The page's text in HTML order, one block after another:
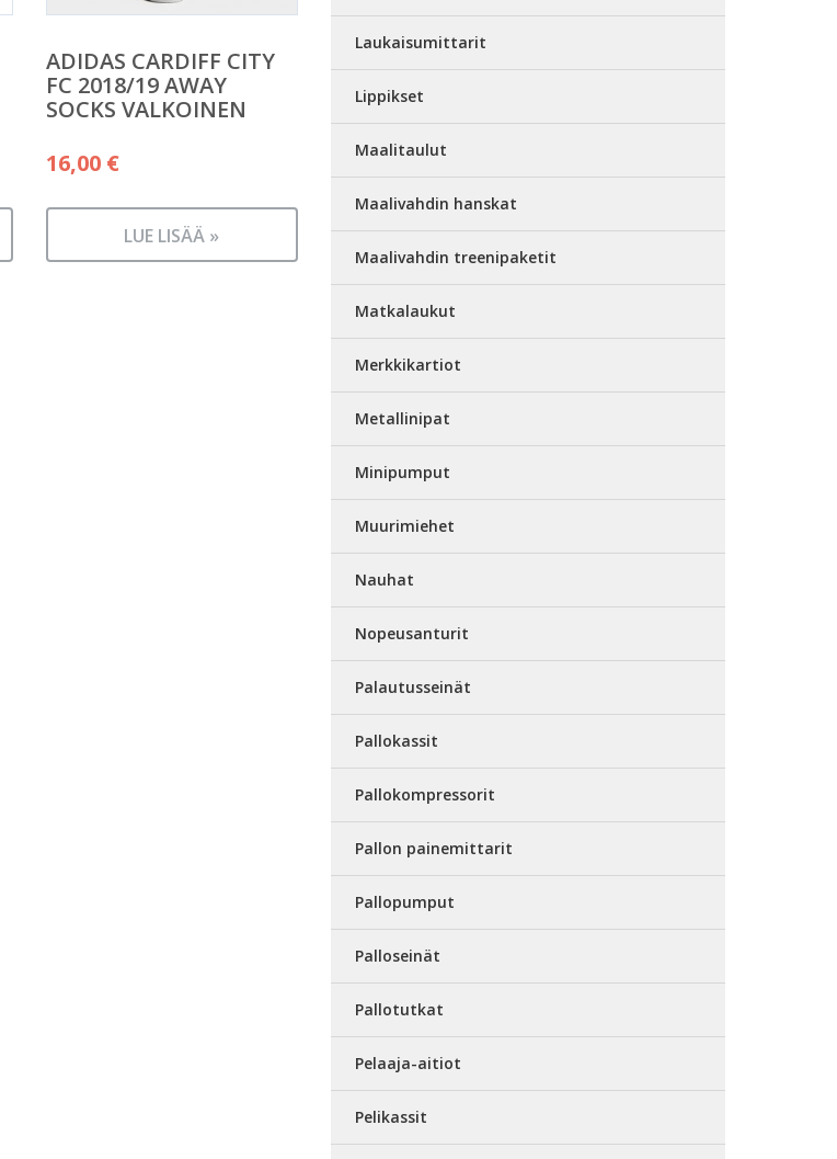
ADIDAS CARDIFF CITY
FC 2018/19 AWAY
SOCKS VALKOINEN
16,00 €
LUE LISÄÄ »
Laukaisumittarit
Lippikset
Maalitaulut
Maalivahdin hanskat
Maalivahdin treenipaketit
Matkalaukut
Merkkikartiot
Metallinipat
Minipumput
Muurimiehet
Nauhat
Nopeusanturit
Palautusseinät
Pallokassit
Pallokompressorit
Pallon painemittarit
Pallopumput
Palloseinät
Pallotutkat
Pelaaja-aitiot
Pelikassit